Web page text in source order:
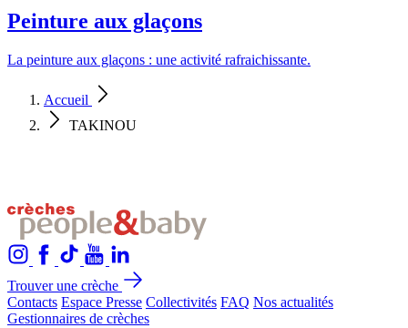
Peinture aux glaçons
La peinture aux glaçons : une activité rafraichissante.
Accueil
TAKINOU
Trouver une crèche
Contacts Espace Presse Collectivités FAQ Nos actualités
Gestionnaires de crèches